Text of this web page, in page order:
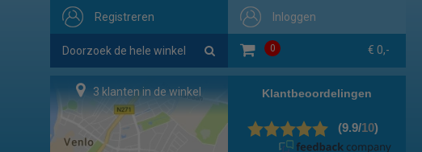
Inloggen
0 € 0,-
Registreren
3 klanten in de winkel